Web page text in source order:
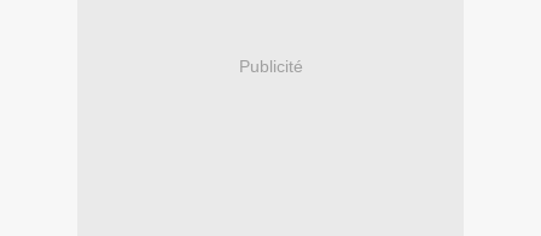
Publicité